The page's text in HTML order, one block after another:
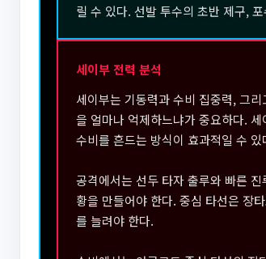
릴 수 있다. 선발 투수의 초반 제구,
세이부 전력 분석
세이부는 기동력과 수비 집중력, 그
을 얼마나 억제하느냐가 중요하다.
수비를 흔드는 방식이 효과적일 수 있
공격에서는 선두 타자 출루와 빠른
황을 만들어야 한다. 중심 타선은 장
를 늘려야 한다.